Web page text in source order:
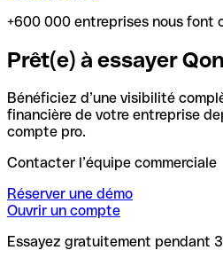
+600 000 entreprises nous font
Prêt(e) à essayer
Bénéficiez d’une visibilité
financière de votre entreprise
compte pro.
Contacter l’équipe commerciale
Réserver une démo
Ouvrir un compte
Essayez gratuitement pendant